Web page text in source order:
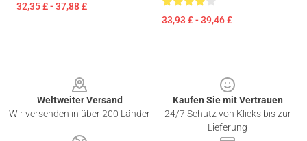
32,35 £ - 37,88 £
33,93 £ - 39,46 £
Weltweiter Versand
Wir versenden in über 200 Länder
Kaufen Sie mit Vertrauen
24/7 Schutz von Klicks bis zur
Lieferung